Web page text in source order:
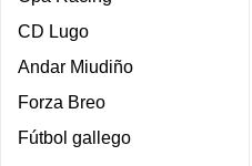
CD Lugo
Andar Miudiño
Forza Breo
Fútbol gallego